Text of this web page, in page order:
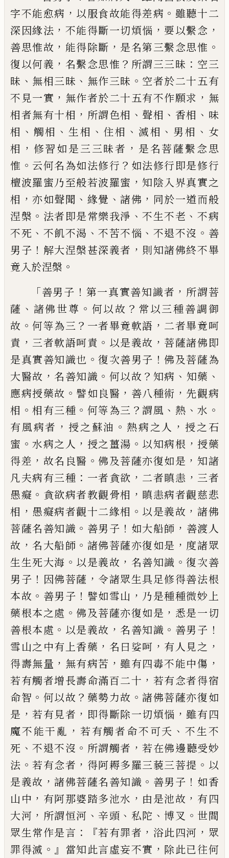
字不能愈病 ， 以服食故能得差病 。 雖聽十二
深因緣法 ， 不能得斷一切煩惱 ，要以繫念 ，
善思惟故 ， 能得除斷 ， 是名第三繫念思惟 。
復以何義 ， 名繫念思惟 ？ 所謂三三昧 ： 空三
昧 、 無相三昧 、 無作三昧 。 空者於二十五有
不見一實 ， 無作者於二十五有不作願求 ， 無
相者無有十相 ， 所謂色相 、 聲相 、 香相 、 味
相 、 觸相 、 生相 、 住相 、 滅相 、 男相 、 女
相 ， 修習如是三三昧者 ， 是名菩薩繫念思
惟 。 云何名為如法修行 ？ 如法修行即是修行
檀波羅蜜乃至般若波羅蜜 ，知陰入界真實之
相 ，亦如聲聞 、 緣覺 、諸佛 ， 同於一道而般
涅槃 。 法者即是常樂我淨 、不生不老 、不病
不死 、 不飢不渴 、不苦不惱 、 不退不沒 。 善
男子 ！ 解大涅槃甚深義者 ， 則知諸佛終不畢
竟入於涅槃 。
「善男子 ！ 第一真實善知識者 ， 所謂菩
薩 、 諸佛世尊 。 何以故 ？ 常以三種善調御
故 。何等為三 ？ 一者畢竟軟語 ， 二者畢竟呵
責 ， 三者軟語呵責 。 以是義故 ， 菩薩諸佛即
是真實善知識也 。復次善男子 ！佛及菩薩為
大醫故 ，名善知識 。 何以故 ？ 知病 、 知藥 、
應病授藥故 。 譬如良醫 ， 善八種術 ， 先觀病
相 。相有三種 。 何等為三 ？謂風 、 熱 、水 。
有風病者 ， 授之蘇油 。 熱病之人 ， 授之石
蜜 。水病之人 ， 授之薑湯 。 以知病根 ， 授藥
得差 ， 故名良醫 。佛及菩薩亦復如是 ，知諸
凡夫病有三種 ： 一者貪欲 ， 二者瞋恚 ， 三者
愚癡 。 貪欲病者教觀骨相 ， 瞋恚病者觀慈悲
相 ， 愚癡病者觀十二緣相 。 以是義故 ，諸佛
菩薩名善知識 。 善男子 ！ 如大船師 ， 善渡人
故 ，名大船師 。 諸佛菩薩亦復如是 ， 度諸眾
生生死大海 。 以是義故 ， 名善知識 。復次善
男子 ！ 因佛菩薩 ，令諸眾生具足修得善法根
本故 。 善男子 ！ 譬如雪山 ， 乃是種種微妙上
藥根本之處 。佛及菩薩亦復如是 ， 悉是一切
善根本處 。 以是義故 ，名善知識 。 善男子 ！
雪山之中有上香藥 ， 名 曰娑呵 ， 有人見之 ，
得壽無量 ， 無有病苦 ，雖有四毒不能中傷 ，
若有觸者增長壽命滿百二十 ， 若有念者得宿
命智 。 何以故 ？ 藥勢力故 。諸佛菩薩亦復如
是 ，若有見者 ， 即得斷除一切煩惱 ，雖有四
魔不能干亂 ， 若有觸者命不可夭 、 不生不
死 、不退不沒 。 所謂觸者 ，若在佛邊聽受妙
法 。若有念者 ， 得阿耨多羅三藐三菩提 。 以
是義故 ，諸佛菩薩名善知識 。 善男子 ！ 如香
山中 ， 有阿那婆踏多池水 ， 由是池故 ， 有四
大河 ， 所謂恒河 、辛頭 、 私陀 、博叉 。 世間
眾生常作是言 ：『若有罪者 ， 浴此四河 ， 眾
罪得滅 。』 當知此言虛妄不實 ， 除此已往何